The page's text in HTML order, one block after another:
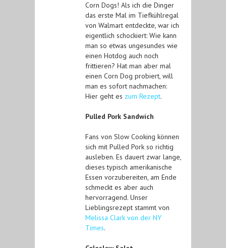
Corn Dogs! Als ich die Dinger
das erste Mal im Tiefkühlregal
von Walmart entdeckte, war ich
eigentlich schockiert: Wie kann
man so etwas ungesundes wie
einen Hotdog auch noch
frittieren? Hat man aber mal
einen Corn Dog probiert, will
man es sofort nachmachen:
Hier geht es zum Rezept.
Pulled Pork Sandwich
Fans von Slow Cooking können
sich mit Pulled Pork so richtig
ausleben. Es dauert zwar lange,
dieses typisch amerikanische
Essen vorzubereiten, am Ende
schmeckt es aber auch
hervorragend. Unser
Lieblingsrezept stammt von
Melissa Clark von der NY
Times.